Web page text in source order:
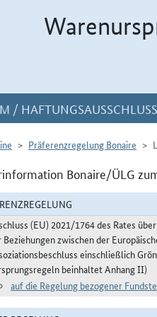
/ HAFTUNGSAUSSCHLUSS
Präferenzregelung Bonaire
Bonaire/ÜLG
(EU) 2021/1764 des Rates
Beziehungen zwischen der
einschließlich
beinhaltet Anhang II)
auf die Regelung bezogener